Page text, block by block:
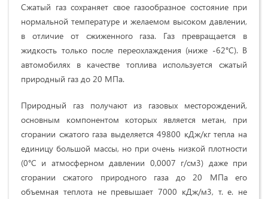
Сжатый газ сохраняет свое газообразное состояние при
нормальной температуре и желаемом высоком давлении,
в отличие от сжиженного газа. Газ превращается в
жидкость только после переохлаждения (ниже -62°С). В
автомобилях в качестве топлива используется сжатый
природный газ до 20 МПа.
Природный газ получают из газовых месторождений,
основным компонентом которых является метан, при
сгорании сжатого газа выделяется 49800 кДж/кг тепла на
единицу большой массы, но при очень низкой плотности
(0°С и атмосферном давлении 0,0007 г/см3) даже при
сгорании сжатого природного газа до 20 МПа его
объемная теплота не превышает 7000 кДж/м3, т. е. не